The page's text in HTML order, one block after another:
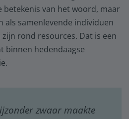
van het woord, maar
als samenlevende individuen
rond resources. Dat is een
binnen hedendaagse
zwaar maakte